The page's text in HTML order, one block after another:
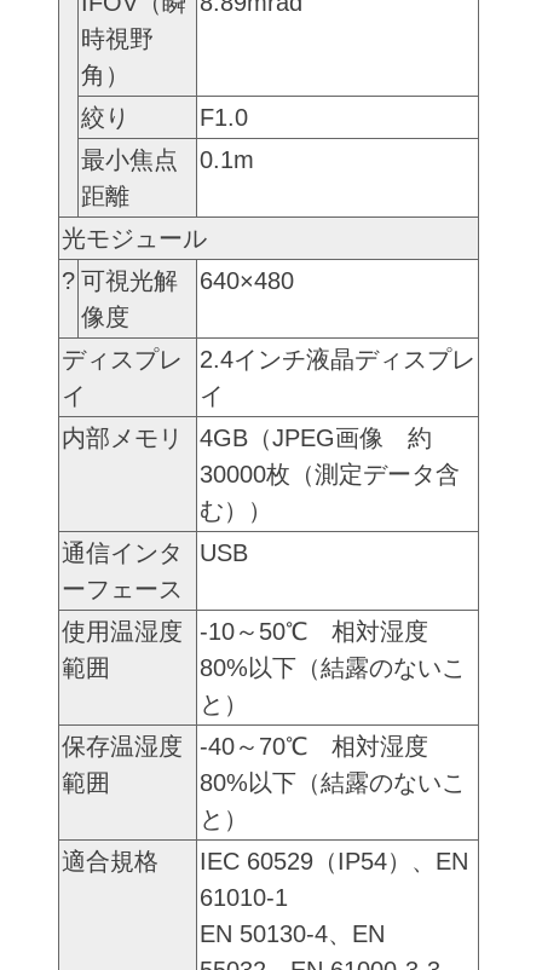
時視野
角）
絞り
F1.0
最小焦点
距離
0.1m
光モジュール
? 可視光解
像度
640×480
ディスプレ
イ
2.4インチ液晶ディスプレ
イ
内部メモリ
4GB（JPEG画像 約
30000枚（測定データ含
む））
通信インタ
ーフェース
USB
使用温湿度
範囲
-10～50℃ 相対湿度
80%以下（結露のないこ
と）
保存温湿度
範囲
-40～70℃ 相対湿度
80%以下（結露のないこ
と）
適合規格
IEC 60529（IP54）、EN
61010-1
EN 50130-4、EN